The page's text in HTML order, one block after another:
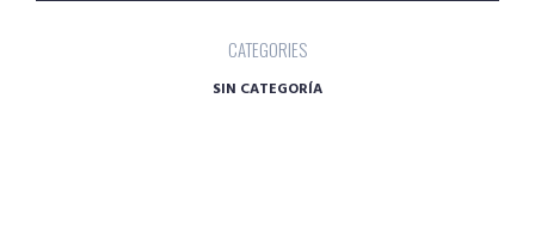
CATEGORIES
SIN CATEGORÍA